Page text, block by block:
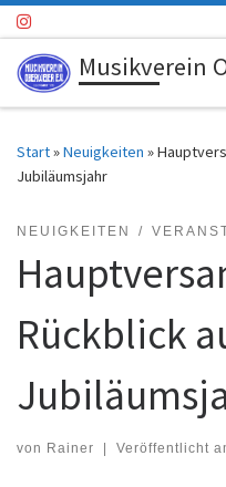
Zum Inhalt springen
Musikverein
Start»Neuigkeiten »
Jubiläumsjahr
NEUIGKEITEN
Rückblick
von Rainer | Veröffentlicht